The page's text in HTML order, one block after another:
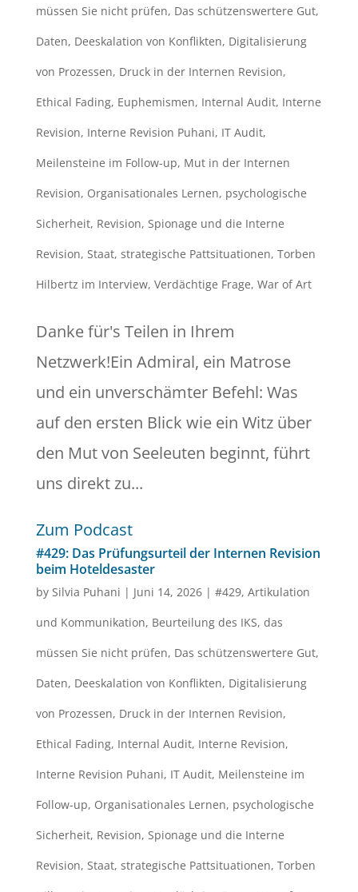
müssen Sie nicht prüfen, Das schützenswertere Gut,
Daten, Deeskalation von Konflikten, Digitalisierung
von Prozessen, Druck in der Internen Revision,
Ethical Fading, Euphemismen, Internal Audit, Interne
Revision, Interne Revision Puhani, IT Audit,
Meilensteine im Follow-up, Mut in der Internen
Revision, Organisationales Lernen, psychologische
Sicherheit, Revision, Spionage und die Interne
Revision, Staat, strategische Pattsituationen, Torben
Hilbertz im Interview, Verdächtige Frage, War of Art
Danke für's Teilen in Ihrem
Netzwerk!Ein Admiral, ein Matrose
und ein unverschämter Befehl: Was
auf den ersten Blick wie ein Witz über
den Mut von Seeleuten beginnt, führt
uns direkt zu...
Zum Podcast
#429: Das Prüfungsurteil der Internen Revision
beim Hoteldesaster
by Silvia Puhani | Juni 14, 2026| #429, Artikulation
und Kommunikation, Beurteilung des IKS, das
müssen Sie nicht prüfen, Das schützenswertere Gut,
Daten, Deeskalation von Konflikten, Digitalisierung
von Prozessen, Druck in der Internen Revision,
Ethical Fading, Internal Audit, Interne Revision,
Interne Revision Puhani, IT Audit, Meilensteine im
Follow-up, Organisationales Lernen, psychologische
Sicherheit, Revision, Spionage und die Interne
Revision, Staat, strategische Pattsituationen, Torben